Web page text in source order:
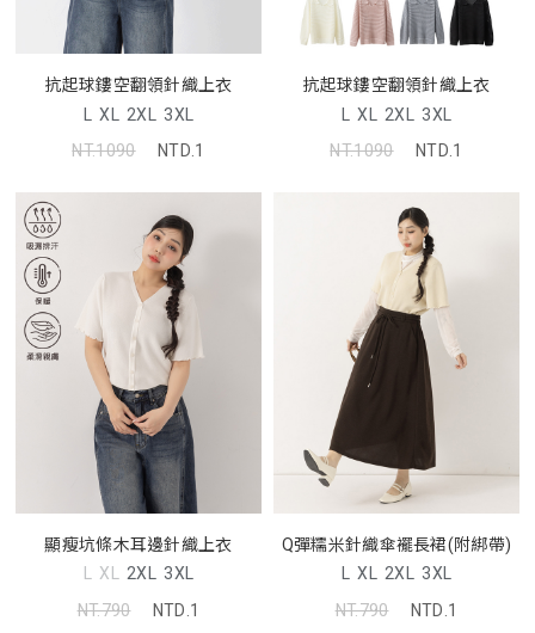
抗起球鏤空翻領針織上衣
L XL 2XL 3XL
NT.1090
NTD.1
抗起球鏤空翻領針織上衣
L XL 2XL 3XL
NT.1090
NTD.1
顯瘦坑條木耳邊針織上衣
L XL 2XL 3XL
NT.790
NTD.1
Q彈糯米針織傘襬長裙(附綁帶)
L XL 2XL 3XL
NT.790
NTD.1